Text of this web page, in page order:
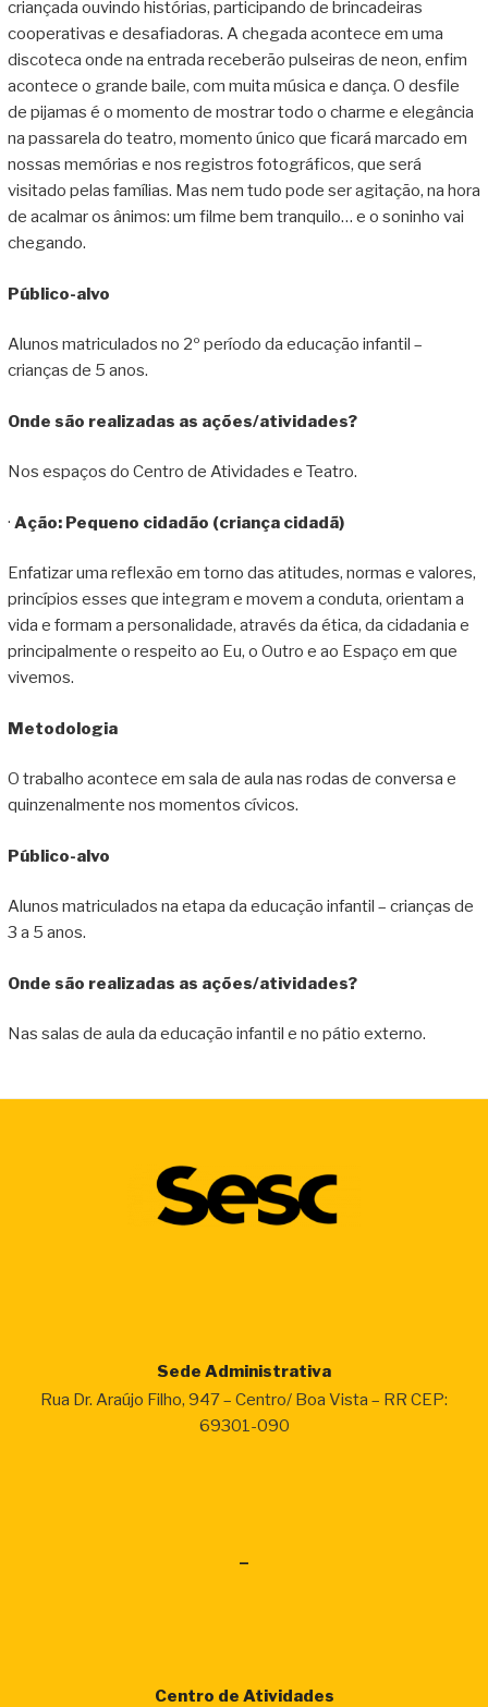
criançada ouvindo histórias, participando de brincadeiras
cooperativas e desafiadoras. A chegada acontece em uma
discoteca onde na entrada receberão pulseiras de neon, enfim
acontece o grande baile, com muita música e dança. O desfile
de pijamas é o momento de mostrar todo o charme e elegância
na passarela do teatro, momento único que ficará marcado em
nossas memórias e nos registros fotográficos, que será
visitado pelas famílias. Mas nem tudo pode ser agitação, na hora
de acalmar os ânimos: um filme bem tranquilo… e o soninho vai
chegando.
Público-alvo
Alunos matriculados no 2º período da educação infantil –
crianças de 5 anos.
Onde são realizadas as ações/atividades?
Nos espaços do Centro de Atividades e Teatro.
· Ação: Pequeno cidadão (criança cidadã)
Enfatizar uma reflexão em torno das atitudes, normas e valores,
princípios esses que integram e movem a conduta, orientam a
vida e formam a personalidade, através da ética, da cidadania e
principalmente o respeito ao Eu, o Outro e ao Espaço em que
vivemos.
Metodologia
O trabalho acontece em sala de aula nas rodas de conversa e
quinzenalmente nos momentos cívicos.
Público-alvo
Alunos matriculados na etapa da educação infantil – crianças de
3 a 5 anos.
Onde são realizadas as ações/atividades?
Nas salas de aula da educação infantil e no pátio externo.
Sede Administrativa
Rua Dr. Araújo Filho, 947 – Centro/ Boa Vista – RR CEP:
69301-090
–
Centro de Atividades